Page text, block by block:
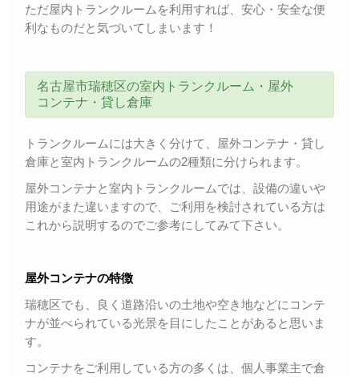
ただ屋内トランクルームを利用すれば、安心・安全な便
利なものだと気づいてしまいます！
名古屋市瑞穂区の室内トランクルーム・屋外
コンテナ・貸し倉庫
トランクルームには大きく分けて、屋外コンテナ・貸し
倉庫と室内トランクルームの2種類に分けられます。
屋外コンテナと室内トランクルームでは、設備の違いや
用途がまた違いますので、ご利用を検討されている方は
これから説明するのでご参考にしてみて下さい。
屋外コンテナの特徴
瑞穂区でも、良く道路沿いの土地や空き地などにコンテ
ナが並べられている光景を目にしたことがあると思いま
す。
コンテナをご利用している方の多くは、個人事業主で倉